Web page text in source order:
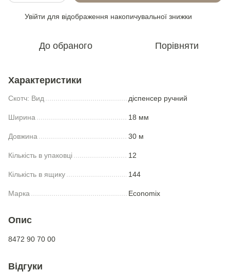
Увійти для відображення накопичувальної знижки
До обраного Порівняти
Характеристики
Скотч: Вид діспенсер ручний
Ширина 18 мм
Довжина 30 м
Кількість в упаковці 12
Кількість в ящику 144
Марка Economix
Опис
8472 90 70 00
Відгуки